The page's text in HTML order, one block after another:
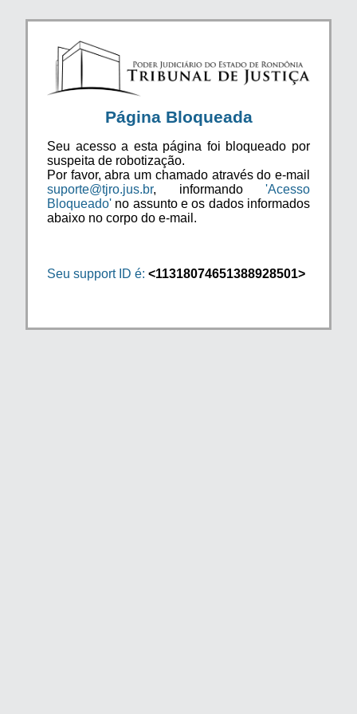
Página Bloqueada
Seu acesso a esta página foi bloqueado por
suspeita de robotização.
Por favor, abra um chamado através do e-mail
suporte@tjro.jus.br, informando 'Acesso
Bloqueado' no assunto e os dados informados
abaixo no corpo do e-mail.
Seu support ID é: <11318074651388928501>